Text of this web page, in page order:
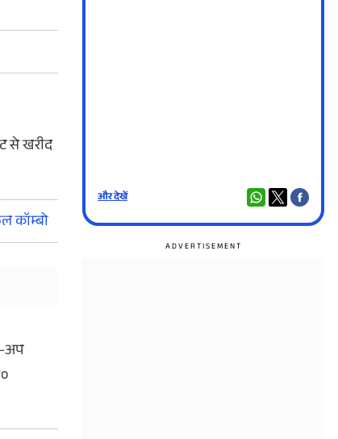
से खरीद
कॉम्बो
अप
और देखें
â€¦